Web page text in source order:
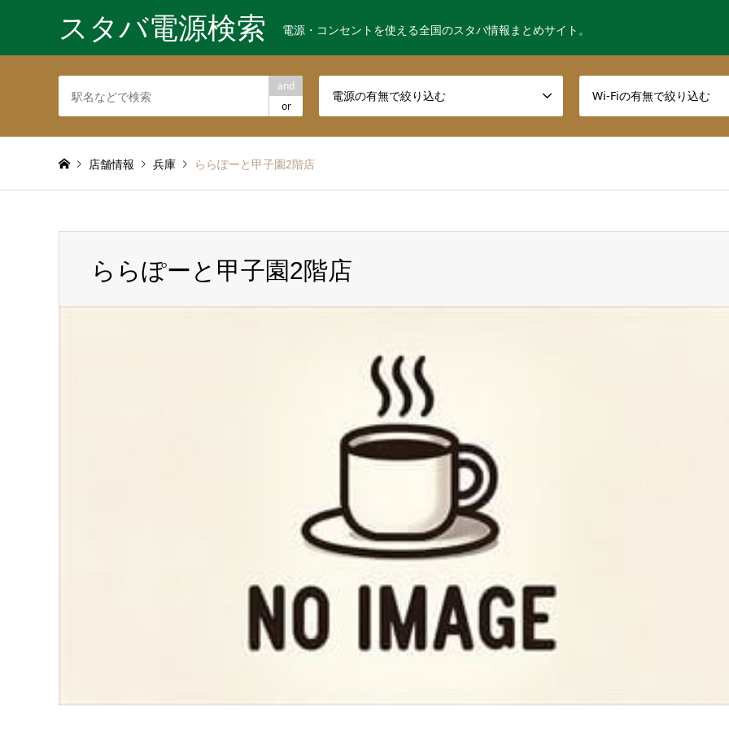
スタバ電源検索 電源・コンセントを使える全国のスタバ情報まとめサイト。
and
or
電源の有無で絞り込む Wi-Fiの有無で絞り込む
店舗情報 兵庫 ららぽーと甲子園2階店
ららぽーと甲子園2階店